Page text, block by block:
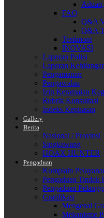
FAQ
Q&A
Q&A
Testimoni
INOVASI
Laporan Polisi
Laporan
Pengamanan
Pengawalan
Izin Keramaian
Rubrik Konsultasi
Indeks Kepuasan
Gallery
Berita
Nasional / Provinsi
Singkawang
HOAX HUNTER
Pengaduan
Komplain
Pengaduan Tindak
Pengaduan
Gratifikasi
Mengenal
Mekanisme